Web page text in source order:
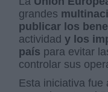
grandes
publicar los
actividad y los
país para evitar
controlar sus
Esta iniciativa fue